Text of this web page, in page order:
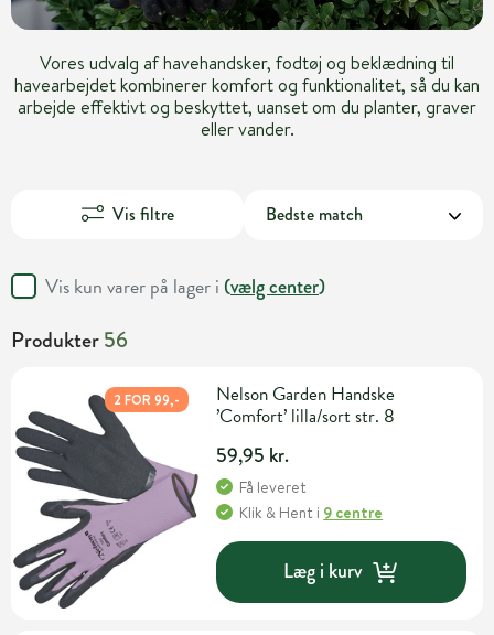
Vores udvalg af havehandsker, fodtøj og beklædning til
havearbejdet kombinerer komfort og funktionalitet, så du kan
arbejde effektivt og beskyttet, uanset om du planter, graver
eller vander.
Vis filtre
Vis kun varer på lager i (vælg center)
Produkter56
2 FOR 99,-
Nelson Garden Handske
’Comfort’ lilla/sort str. 8
59,95 kr.
Få leveret
Klik & Hent i 9 centre
Læg i kurv